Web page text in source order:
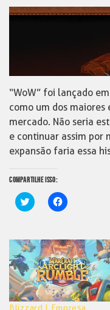
“WoW” foi lançado em
como um dos
mercado. Não seria
e continuar assim por
expansão faria essa
COMPARTILHE ISSO:
Clique
para
em
nova
janela)
Clique
para
em
nova
janela)
Blizzard | Empresa